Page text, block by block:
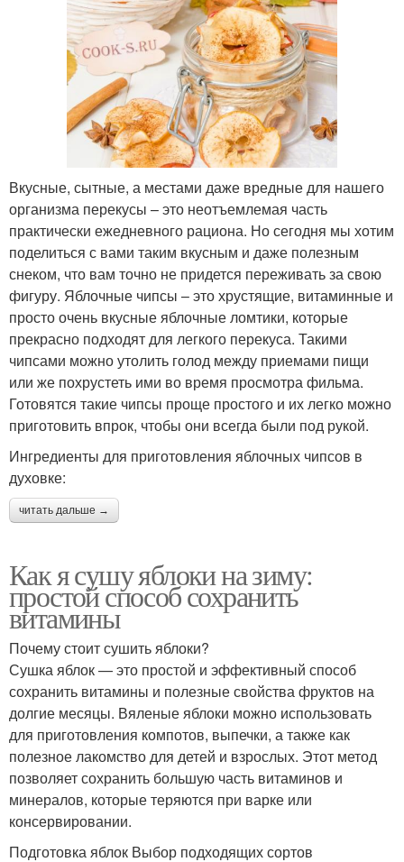
Вкусные, сытные, а местами даже вредные для нашего
организма перекусы – это неотъемлемая часть
практически ежедневного рациона. Но сегодня мы хотим
поделиться с вами таким вкусным и даже полезным
снеком, что вам точно не придется переживать за свою
фигуру. Яблочные чипсы – это хрустящие, витаминные и
просто очень вкусные яблочные ломтики, которые
прекрасно подходят для легкого перекуса. Такими
чипсами можно утолить голод между приемами пищи
или же похрустеть ими во время просмотра фильма.
Готовятся такие чипсы проще простого и их легко можно
приготовить впрок, чтобы они всегда были под рукой.
Ингредиенты для приготовления яблочных чипсов в
духовке:
читать дальше →
Как я сушу яблоки на зиму:
простой способ сохранить
витамины
Почему стоит сушить яблоки?
Сушка яблок — это простой и эффективный способ
сохранить витамины и полезные свойства фруктов на
долгие месяцы. Вяленые яблоки можно использовать
для приготовления компотов, выпечки, а также как
полезное лакомство для детей и взрослых. Этот метод
позволяет сохранить большую часть витаминов и
минералов, которые теряются при варке или
консервировании.
Подготовка яблок Выбор подходящих сортов